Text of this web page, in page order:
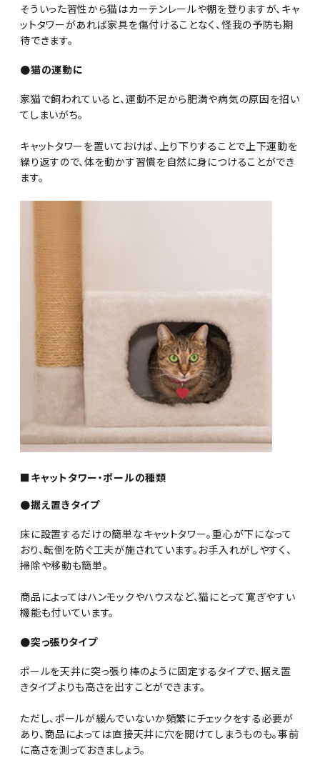
そういった習性から猫はカーテンレールや棚を登りますが、キャ
ットタワーがあれば家具を傷付けることなく、怪我の予防も期
待できます。
●猫の運動に
家猫で飼われていると、運動不足から肥満や病気の原因を招い
てしまいがち。
キャットタワーを置いておけば、上り下りすることで上下運動を
繰り返すので、体を動かす習慣を自然に身につけることができ
ます。
■キャットタワー・ポールの種類
●据え置きタイプ
床に設置するだけの簡単なキャットタワー。重心が下になって
おり、転倒を防ぐ工夫が施されています。お手入れがしやすく、
掃除や移動も簡単。
商品によってはハンモックやハウスなど、猫にとって寛ぎやすい
機能も付いています。
●突っ張りタイプ
ポールを天井に突っ張り棒のように固定するタイプで、据え置
きタイプよりも高さを出すことができます。
ただし、ポールが緩んでいないか頻繁にチェックをする必要が
あり、商品によっては直接天井に穴を開けてしまうものも。事前
に高さを測っておきましょう。